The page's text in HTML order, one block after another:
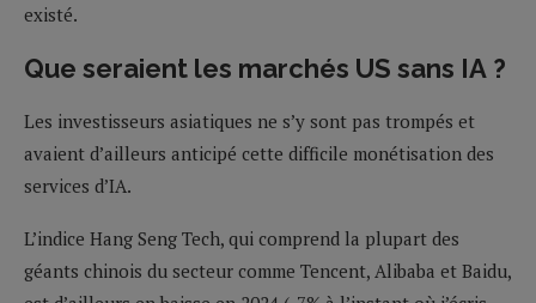
existé.
Que seraient les marchés US sans IA ?
Les investisseurs asiatiques ne s’y sont pas trompés et
avaient d’ailleurs anticipé cette difficile monétisation des
services d’IA.
L’indice Hang Seng Tech, qui comprend la plupart des
géants chinois du secteur comme Tencent, Alibaba et Baidu,